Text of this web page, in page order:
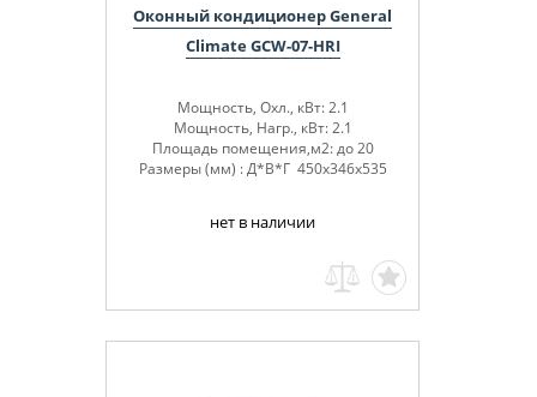
Оконный кондиционер General
Climate GCW-07-HRI
Мощность, Охл., кВт: 2.1
Мощность, Нагр., кВт: 2.1
Площадь помещения,м2: до 20
Размеры (мм) : Д*В*Г 450x346x535
нет в наличии